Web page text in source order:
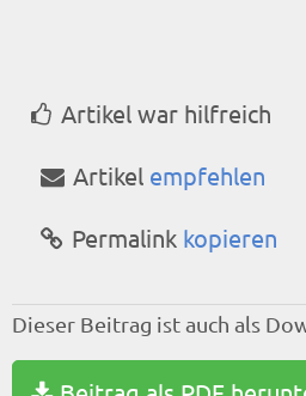
Artikel war hilfreich
Artikel empfehlen
Permalink kopieren
Dieser Beitrag ist auch als